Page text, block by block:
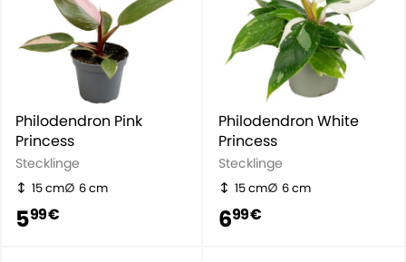
Philodendron Pink
Princess
Stecklinge
15 cm 6 cm
599 €
Philodendron White
Princess
Stecklinge
15 cm 6 cm
699 €